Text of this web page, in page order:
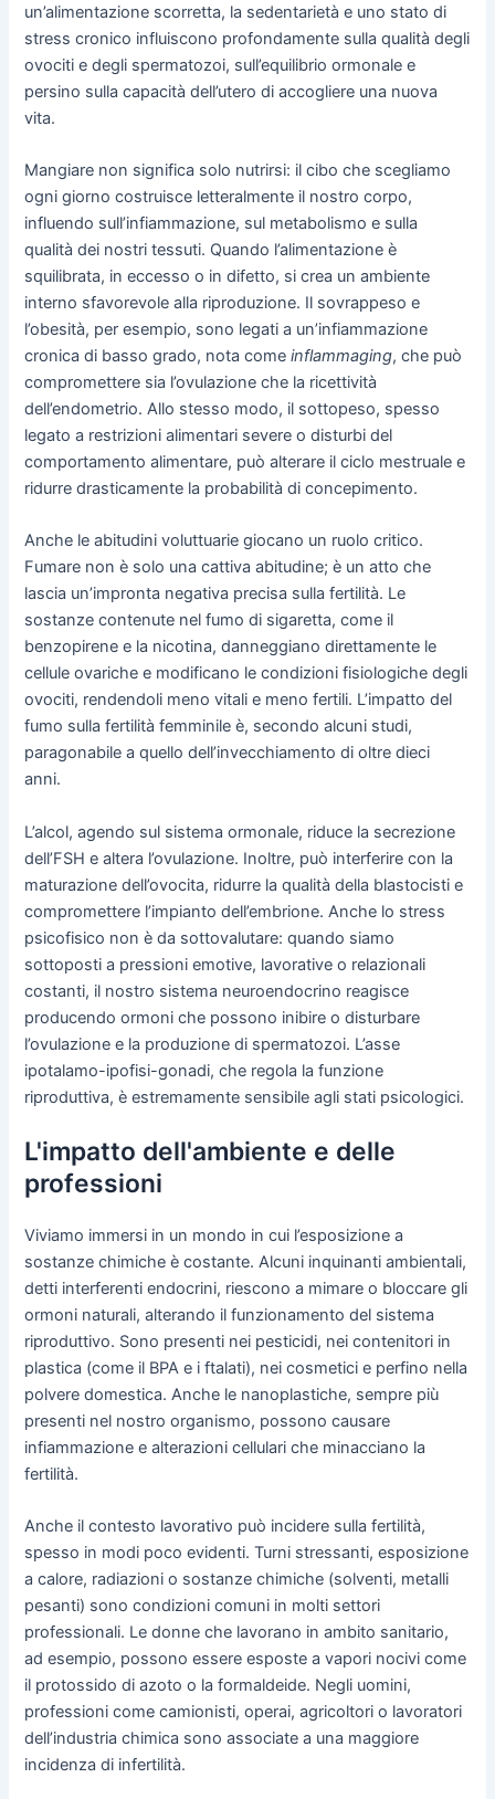
un’alimentazione scorretta, la sedentarietà e uno stato di
stress cronico influiscono profondamente sulla qualità degli
ovociti e degli spermatozoi, sull’equilibrio ormonale e
persino sulla capacità dell’utero di accogliere una nuova
vita.
Mangiare non significa solo nutrirsi: il cibo che scegliamo
ogni giorno costruisce letteralmente il nostro corpo,
influendo sull’infiammazione, sul metabolismo e sulla
qualità dei nostri tessuti. Quando l’alimentazione è
squilibrata, in eccesso o in difetto, si crea un ambiente
interno sfavorevole alla riproduzione. Il sovrappeso e
l’obesità, per esempio, sono legati a un’infiammazione
cronica di basso grado, nota comeinflammaging, che può
compromettere sia l’ovulazione che la ricettività
dell’endometrio. Allo stesso modo, il sottopeso, spesso
legato a restrizioni alimentari severe o disturbi del
comportamento alimentare, può alterare il ciclo mestruale e
ridurre drasticamente la probabilità di concepimento.
Anche le abitudini voluttuarie giocano un ruolo critico.
Fumare non è solo una cattiva abitudine; è un atto che
lascia un’impronta negativa precisa sulla fertilità. Le
sostanze contenute nel fumo di sigaretta, come il
benzopirene e la nicotina, danneggiano direttamente le
cellule ovariche e modificano le condizioni fisiologiche degli
ovociti, rendendoli meno vitali e meno fertili. L’impatto del
fumo sulla fertilità femminile è, secondo alcuni studi,
paragonabile a quello dell’invecchiamento di oltre dieci
anni.
L’alcol, agendo sul sistema ormonale, riduce la secrezione
dell’FSH e altera l’ovulazione. Inoltre, può interferire con la
maturazione dell’ovocita, ridurre la qualità della blastocisti e
compromettere l’impianto dell’embrione. Anche lo stress
psicofisico non è da sottovalutare: quando siamo
sottoposti a pressioni emotive, lavorative o relazionali
costanti, il nostro sistema neuroendocrino reagisce
producendo ormoni che possono inibire o disturbare
l’ovulazione e la produzione di spermatozoi. L’asse
ipotalamo-ipofisi-gonadi, che regola la funzione
riproduttiva, è estremamente sensibile agli stati psicologici.
L'impatto dell'ambiente e delle
professioni
Viviamo immersi in un mondo in cui l’esposizione a
sostanze chimiche è costante. Alcuni inquinanti ambientali,
detti interferenti endocrini, riescono a mimare o bloccare gli
ormoni naturali, alterando il funzionamento del sistema
riproduttivo. Sono presenti nei pesticidi, nei contenitori in
plastica (come il BPA e i ftalati), nei cosmetici e perfino nella
polvere domestica. Anche le nanoplastiche, sempre più
presenti nel nostro organismo, possono causare
infiammazione e alterazioni cellulari che minacciano la
fertilità.
Anche il contesto lavorativo può incidere sulla fertilità,
spesso in modi poco evidenti. Turni stressanti, esposizione
a calore, radiazioni o sostanze chimiche (solventi, metalli
pesanti) sono condizioni comuni in molti settori
professionali. Le donne che lavorano in ambito sanitario,
ad esempio, possono essere esposte a vapori nocivi come
il protossido di azoto o la formaldeide. Negli uomini,
professioni come camionisti, operai, agricoltori o lavoratori
dell’industria chimica sono associate a una maggiore
incidenza di infertilità.